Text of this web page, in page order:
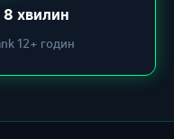
8 хвилин
12+ годин